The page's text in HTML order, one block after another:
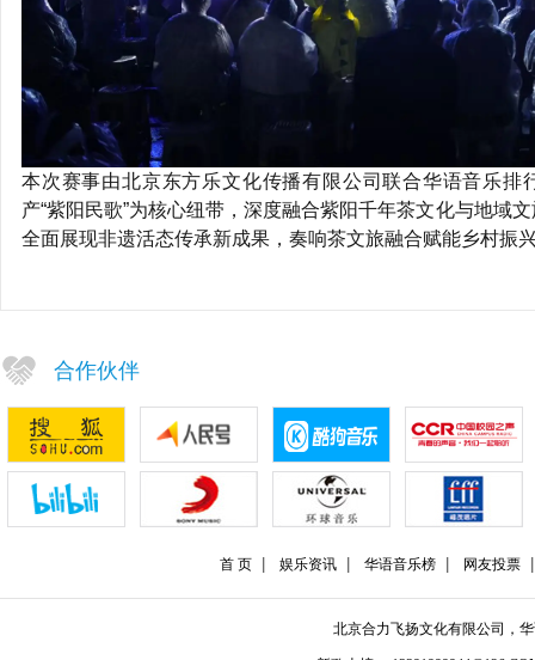
本次赛事由北京东方乐文化传播有限公司联合华语音乐排
产“紫阳民歌”为核心纽带，深度融合紫阳千年茶文化与地域文
全面展现非遗活态传承新成果，奏响茶文旅融合赋能乡村振
合作伙伴
首 页 娱乐资讯 华语音乐榜 网友投票
北京合力飞扬文化有限公司，